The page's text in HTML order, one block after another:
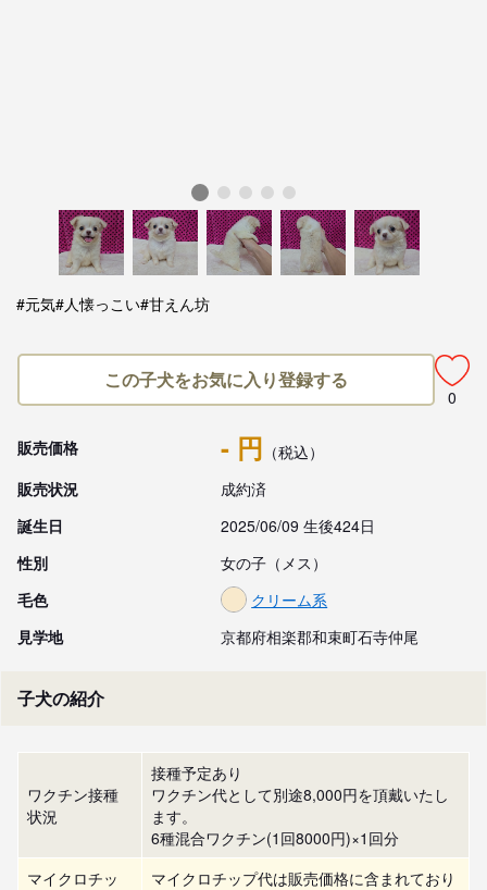
#元気#人懐っこい#甘えん坊
この子犬をお気に入り登録する
0
販売価格 - 円 （税込）
販売状況
成約済
誕生日
2025/06/09 生後424日
性別
女の子（メス）
毛色
クリーム系
見学地
京都府相楽郡和束町石寺仲尾
子犬の紹介
ワクチン接種
状況
接種予定あり
ワクチン代として別途8,000円を頂戴いたし
ます。
6種混合ワクチン(1回8000円)×1回分
マイクロチッ
マイクロチップ代は販売価格に含まれており